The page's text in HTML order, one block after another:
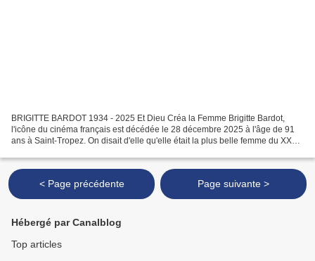
BRIGITTE BARDOT 1934 - 2025 Et Dieu Créa la Femme Brigitte Bardot,
l'icône du cinéma français est décédée le 28 décembre 2025 à l'âge de 91
ans à Saint-Tropez. On disait d'elle qu'elle était la plus belle femme du XXe
< Page précédente Page suivante >
Hébergé par Canalblog
Top articles